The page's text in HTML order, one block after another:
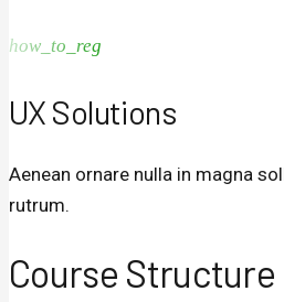
how_to_reg
UX Solutions
Aenean ornare nulla in magna
rutrum.
Course Structure